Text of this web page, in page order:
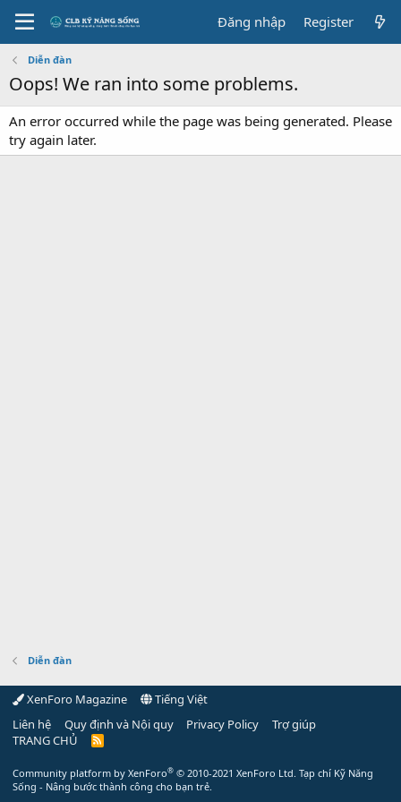
Đăng nhập Register
Diễn đàn
Oops! We ran into some problems.
An error occurred while the page was being generated. Please
try again later.
Diễn đàn
XenForo Magazine
Tiếng Việt
Liên hệ
Quy định và Nội quy Privacy Policy
Trợ giúp
TRANG CHỦ
R
Community platform by XenForo® © 2010-2021 XenForo Ltd. Tạp chí Kỹ Năng
Sống - Nâng bước thành công cho bạn trẻ.